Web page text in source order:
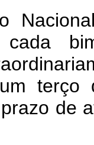
cada
terço
de